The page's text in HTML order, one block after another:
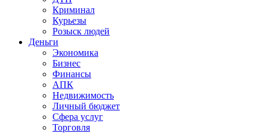
Криминал
Курьезы
Розыск людей
Деньги
Экономика
Бизнес
Финансы
АПК
Недвижимость
Личный бюджет
Сфера услуг
Торговля